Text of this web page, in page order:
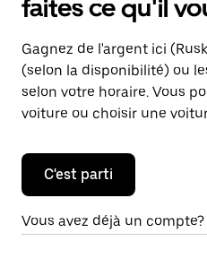
faites ce qu'il
Gagnez de l'argent ici
(selon la disponibilité) ou
selon votre horaire. Vous
voiture ou choisir une
C'est parti
Vous avez déjà un